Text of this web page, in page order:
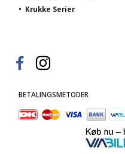
• Krukke Serier
BETALINGSMETODER